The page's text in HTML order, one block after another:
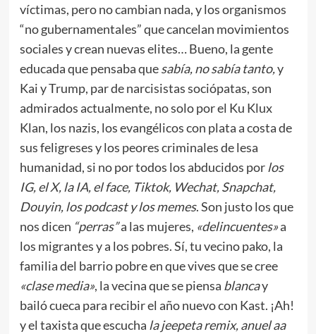
víctimas, pero no cambian nada, y los organismos
“no gubernamentales” que cancelan movimientos
sociales y crean nuevas elites… Bueno, la gente
educada que pensaba quesabía, no sabía tanto,y
Kai y Trump, par de narcisistas sociópatas, son
admirados actualmente, no solo por el Ku Klux
Klan, los nazis, los evangélicos con plata a costa de
sus feligreses y los peores criminales de lesa
humanidad, si no por todos los abducidos porlos
IG, el X, la IA, el face, Tiktok, Wechat, Snapchat,
Douyin, los podcast y los memes. Son justo los que
nos dicen “perras”a las mujeres, «delincuentes»a
los migrantes y a los pobres. Sí, tu vecino pako, la
familia del barrio pobre en que vives que se cree
«clase media», la vecina que se piensa blancay
bailó cueca para recibir el año nuevo con Kast. ¡Ah!
y el taxista que escucha la jeepeta remix, anuel aa